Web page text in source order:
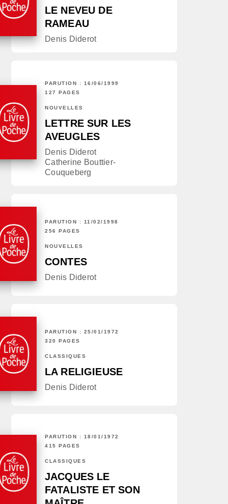
LE NEVEU DE
RAMEAU
Denis Diderot
PARUTION : 16/06/1999
127 PAGES
NOUVELLES
LETTRE SUR LES
AVEUGLES
Denis Diderot
Catherine Bouttier-
Couqueberg
PARUTION : 11/02/1998
256 PAGES
NOUVELLES
CONTES
Denis Diderot
PARUTION : 25/01/1972
320 PAGES
CLASSIQUES
LA RELIGIEUSE
Denis Diderot
PARUTION : 18/01/1972
415 PAGES
CLASSIQUES
JACQUES LE
FATALISTE ET SON